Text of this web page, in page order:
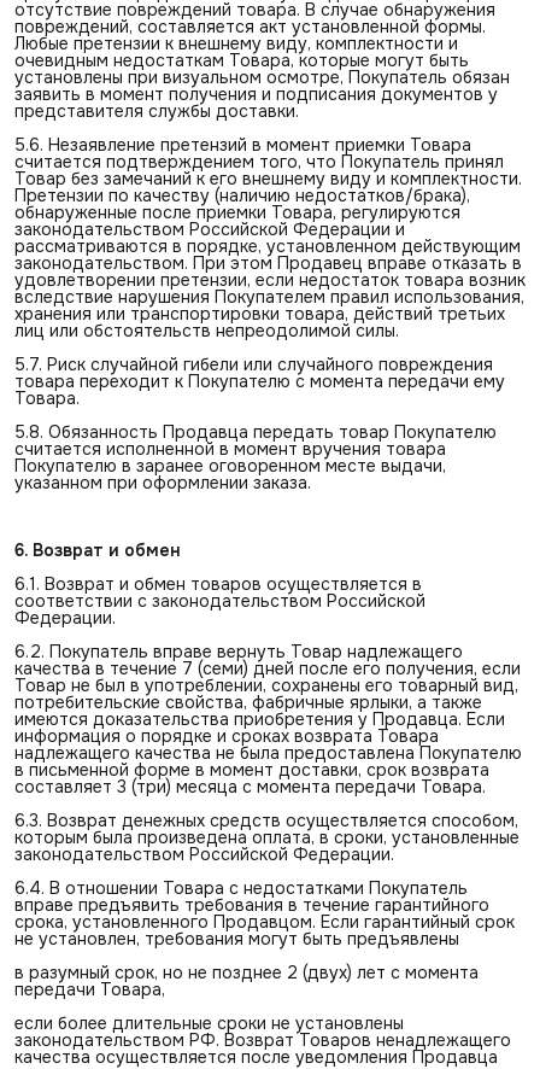
отсутствие повреждений товара. В случае обнаружения
повреждений, составляется акт установленной формы.
Любые претензии к внешнему виду, комплектности и
очевидным недостаткам Товара, которые могут быть
установлены при визуальном осмотре, Покупатель обязан
заявить в момент получения и подписания документов у
представителя службы доставки.
5.6. Незаявление претензий в момент приемки Товара
считается подтверждением того, что Покупатель принял
Товар без замечаний к его внешнему виду и комплектности.
Претензии по качеству (наличию недостатков/брака),
обнаруженные после приемки Товара, регулируются
законодательством Российской Федерации и
рассматриваются в порядке, установленном действующим
законодательством. При этом Продавец вправе отказать в
удовлетворении претензии, если недостаток товара возник
вследствие нарушения Покупателем правил использования,
хранения или транспортировки товара, действий третьих
лиц или обстоятельств непреодолимой силы.
5.7. Риск случайной гибели или случайного повреждения
товара переходит к Покупателю с момента передачи ему
Товара.
5.8. Обязанность Продавца передать товар Покупателю
считается исполненной в момент вручения товара
Покупателю в заранее оговоренном месте выдачи,
указанном при оформлении заказа.
6. Возврат и обмен
6.1. Возврат и обмен товаров осуществляется в
соответствии с законодательством Российской
Федерации.
6.2. Покупатель вправе вернуть Товар надлежащего
качества в течение 7 (семи) дней после его получения, если
Товар не был в употреблении, сохранены его товарный вид,
потребительские свойства, фабричные ярлыки, а также
имеются доказательства приобретения у Продавца. Если
информация о порядке и сроках возврата Товара
надлежащего качества не была предоставлена Покупателю
в письменной форме в момент доставки, срок возврата
составляет 3 (три) месяца с момента передачи Товара.
6.3. Возврат денежных средств осуществляется способом,
которым была произведена оплата, в сроки, установленные
законодательством Российской Федерации.
6.4. В отношении Товара с недостатками Покупатель
вправе предъявить требования в течение гарантийного
срока, установленного Продавцом. Если гарантийный срок
не установлен, требования могут быть предъявлены
в разумный срок, но не позднее 2 (двух) лет с момента
передачи Товара,
если более длительные сроки не установлены
законодательством РФ. Возврат Товаров ненадлежащего
качества осуществляется после уведомления Продавца